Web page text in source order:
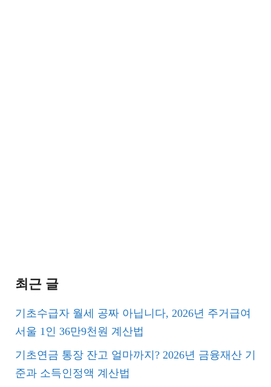
최근 글
기초수급자 월세 공짜 아닙니다, 2026년 주거급여
서울 1인 36만9천원 계산법
기초연금 통장 잔고 얼마까지? 2026년 금융재산 기
준과 소득인정액 계산법